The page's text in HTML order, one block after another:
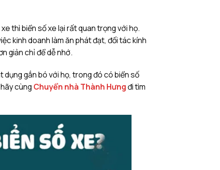
thì biển số xe lại rất quan trọng với họ.
kinh doanh làm ăn phát đạt, đối tác kính
giản chỉ để dễ nhớ.
dụng gắn bó với họ, trong đó có biển số
cùng Chuyển nhà Thành Hưngđi tìm